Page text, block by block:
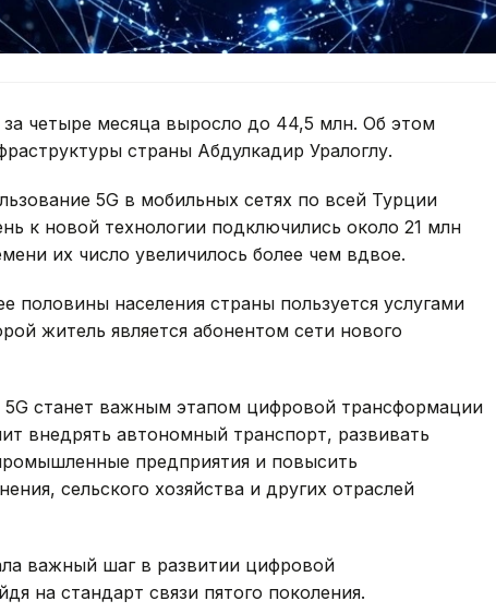
четыре месяца выросло до 44,5 млн. Об этом
страны Абдулкадир Уралоглу.
5G в мобильных сетях по всей Турции
к новой технологии подключились около 21 млн
их число увеличилось более чем вдвое.
половины населения страны пользуется услугами
житель является абонентом сети нового
5G станет важным этапом цифровой трансформации
внедрять автономный транспорт, развивать
предприятия и повысить
сельского хозяйства и других отраслей
важный шаг в развитии цифровой
на стандарт связи пятого поколения.